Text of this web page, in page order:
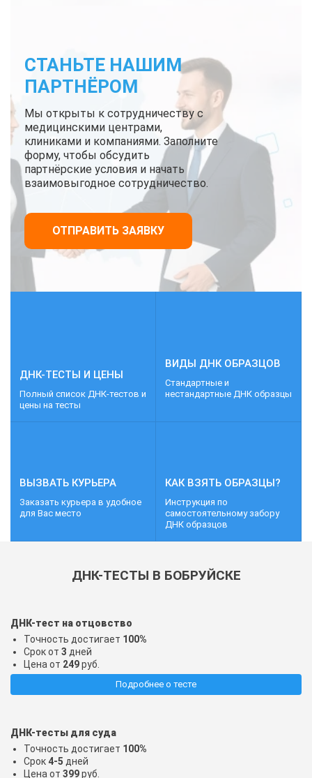
СТАНЬТЕ НАШИМ
ПАРТНЁРОМ
Мы открыты к сотрудничеству с
медицинскими центрами,
клиниками и компаниями. Заполните
форму, чтобы обсудить
партнёрские условия и начать
взаимовыгодное сотрудничество.
ОТПРАВИТЬ ЗАЯВКУ
ДНК-ТЕСТЫ И ЦЕНЫ
Полный список ДНК-тестов и
цены на тесты
ВИДЫ ДНК ОБРАЗЦОВ
Стандартные и
нестандартные ДНК образцы
ВЫЗВАТЬ КУРЬЕРА
Заказать курьера в удобное
для Вас место
КАК ВЗЯТЬ ОБРАЗЦЫ?
Инструкция по
самостоятельному забору
ДНК образцов
ДНК-ТЕСТЫ В БОБРУЙСКЕ
ДНК-тест на отцовство
Точность достигает 100%
Срок от 3 дней
Цена от 249руб.
Подробнее о тесте
ДНК-тесты для суда
Точность достигает 100%
Срок 4-5 дней
Цена от 399руб.